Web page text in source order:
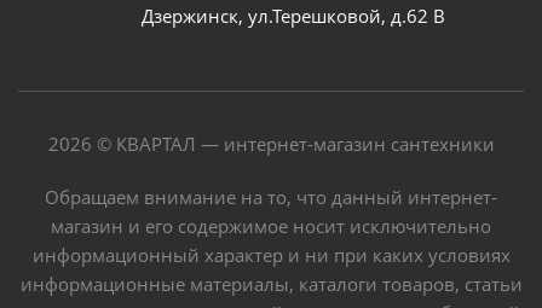
Дзержинск, ул.Терешковой, д.62 В
2026 © КВАРТАЛ — интернет-магазин сантехники
Обращаем внимание на то, что данный интернет-
магазин и его содержимое носит исключительно
информационный характер и ни при каких условиях
информационные материалы, каталоги товаров, статьи